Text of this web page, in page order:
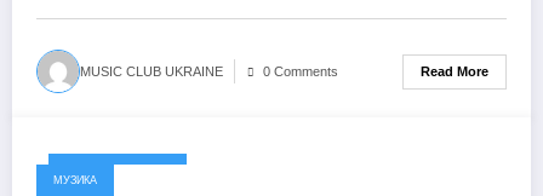
MUSIC CLUB UKRAINE 0 Comments Read More
22 Вересня, 2024
МУЗИКА